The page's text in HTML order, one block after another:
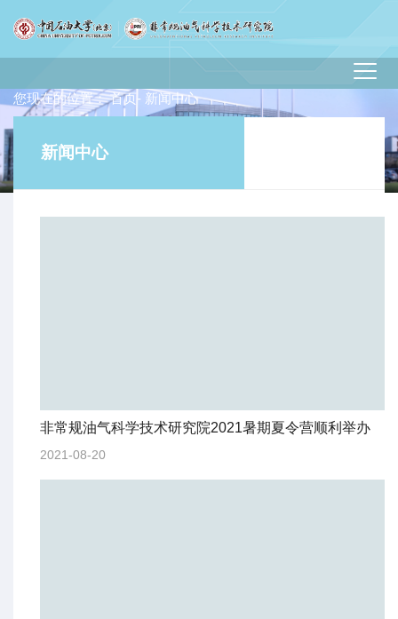
您现在的位置：首页- 新闻中心
新闻中心
非常规油气科学技术研究院2021暑期夏令营顺利举办
2021-08-20